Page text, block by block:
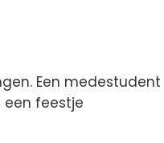
Een medestudent
een feestje